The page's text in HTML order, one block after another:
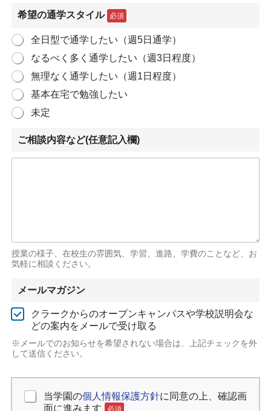
希望の通学スタイル 必須
全日型で通学したい（週5日通学）
なるべく多く通学したい（週3日程度）
無理なく通学したい（週1日程度）
基本在宅で勉強したい
未定
ご相談内容など(任意記入欄)
授業の様子、在校生の雰囲気、学習、進路、学費のことなど、お
気軽に相談ください。
メールマガジン
クラークからのオープンキャンパスや学校説明会な
どの案内をメールで受け取る
※メールでのお知らせを希望されない場合は、上記チェックを外
して送信ください。
個人情報保護方針の同意 必須
当学園の個人情報保護方針に同意の上、確認画
面に進みます